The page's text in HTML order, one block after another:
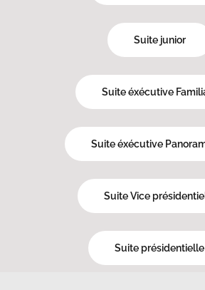
Suite junior
Suite éxécutive
Suite éxécutive
Suite Vice
Suite présidentielle